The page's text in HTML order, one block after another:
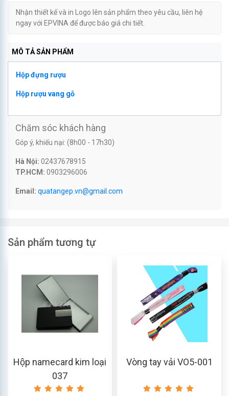
Nhận thiết kế và in Logo lên sản phẩm theo yêu cầu, liên hệ
ngay với EPVINA để được báo giá chi tiết.
MÔ TẢ SẢN PHẨM
Hộp đựng rượu
Hộp rượu vang gỗ
Chăm sóc khách hàng
Góp ý, khiếu nại: (8h00 - 17h30)
Hà Nội: 02437678915
TP.HCM: 0903296006
Email: quatangep.vn@gmail.com
Sản phẩm tương tự
Hộp namecard kim loại
037
Vòng tay vải VO5-001